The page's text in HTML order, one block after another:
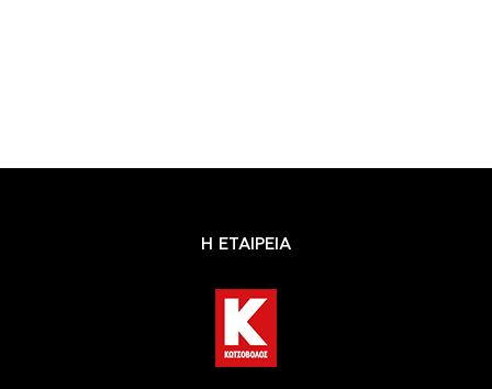
Η ΕΤΑΙΡΕΙΑ